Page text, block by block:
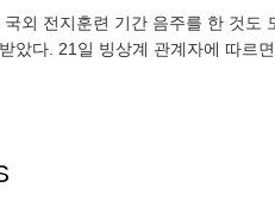
외 전지훈련 기간 음주를 한 것도
다. 21일 빙상계 관계자에 따르